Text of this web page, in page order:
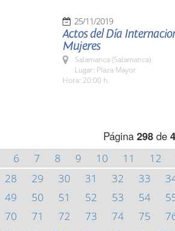
25/11/2019
Actos del Día
Mujeres
Salamanca (Salamanca)
Lugar: Plaza Mayor
Hora: 20:00 h.
Página 298de
6 7 8 9 10 11 12
28 29 30 31 32 33
49 50 51 52 53 54
70 71 72 73 74 75